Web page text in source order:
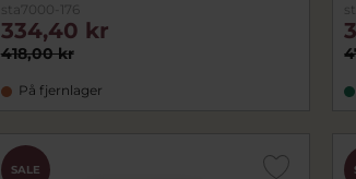
sta7000-176
418,00 kr
334,40 kr
På fjernlager
SALE